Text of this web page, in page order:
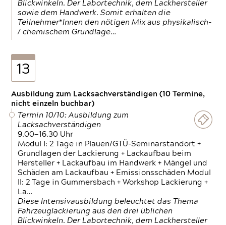
Blickwinkeln. Der Labortechnik, dem Lackhersteller
sowie dem Handwerk. Somit erhalten die
Teilnehmer*Innen den nötigen Mix aus physikalisch-
/ chemischem Grundlage…
13
Ausbildung zum Lacksachverständigen (10 Termine,
nicht einzeln buchbar)
Termin 10/10: Ausbildung zum
Lacksachverständigen
9.00—16.30 Uhr
Modul I: 2 Tage in Plauen/GTÜ-Seminarstandort +
Grundlagen der Lackierung + Lackaufbau beim
Hersteller + Lackaufbau im Handwerk + Mängel und
Schäden am Lackaufbau + Emissionsschäden Modul
II: 2 Tage in Gummersbach + Workshop Lackierung +
La…
Diese Intensivausbildung beleuchtet das Thema
Fahrzeuglackierung aus den drei üblichen
Blickwinkeln. Der Labortechnik, dem Lackhersteller